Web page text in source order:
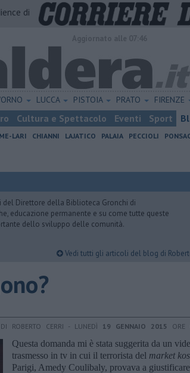
di
LUCCA PISTOIA PRATO FIRENZE
Cultura e Spettacolo Eventi Sport
LARI CHIANNI LAJATICO PALAIA PECCIOLI
del Direttore della Biblioteca Gronchi di
educazione permanente e su come tutte queste
dello sviluppo delle comunità.
Vedi tutti gli articoli del blog di
DI ROBERTO CERRI - LUNEDÌ 19 GENNAIO 2015 ORE
Questa domanda mi è stata suggerita da un
trasmesso in tv in cui il terrorista del market
Parigi, Amedy Coulibaly, provava a